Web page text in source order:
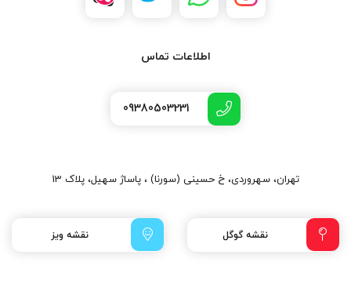
اطلاعات تماس
09380503231
تهران، سهروردی، خ حسینی (سورنا) ، پاساژ سهیل، پلاک 13
نقشه گوگل نقشه ویز